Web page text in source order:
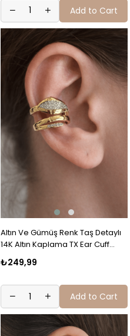
Add to Cart
Altın Ve Gümüş Renk Taş Detaylı
14K Altın Kaplama TX Ear Cuff
(Tek)
₺249,99
Add to Cart